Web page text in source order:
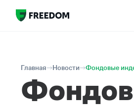
Главная Новости Фондовые